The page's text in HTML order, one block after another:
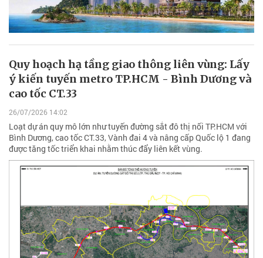
Quy hoạch hạ tầng giao thông liên vùng: Lấy
ý kiến tuyến metro TP.HCM - Bình Dương và
cao tốc CT.33
26/07/2026 14:02
Loạt dự án quy mô lớn như tuyến đường sắt đô thị nối TP.HCM với
Bình Dương, cao tốc CT.33, Vành đai 4 và nâng cấp Quốc lộ 1 đang
được tăng tốc triển khai nhằm thúc đẩy liên kết vùng.